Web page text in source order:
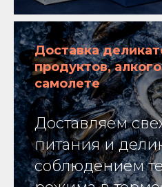
Доставка
продуктов,
самолете
Доставляем
питания и
соблюдением